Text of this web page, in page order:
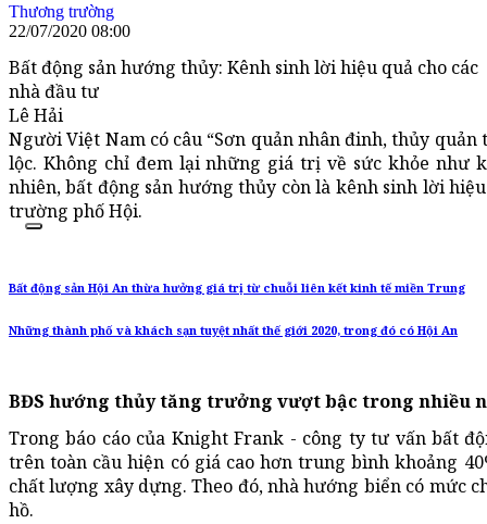
Thương trường
22/07/2020 08:00
Bất động sản hướng thủy: Kênh sinh lời hiệu quả cho các
nhà đầu tư
Lê Hải
Người Việt Nam có câu “Sơn quản nhân đinh, thủy
lộc. Không chỉ đem lại những giá trị về sức khỏe như
nhiên, bất động sản hướng thủy còn là kênh sinh lời
trường phố Hội.
Bất động sản Hội An thừa hưởng giá trị từ chuỗi liên kết kinh tế miền Trung
Những thành phố và khách sạn tuyệt nhất thế giới 2020, trong đó có Hội An
BĐS hướng thủy tăng trưởng vượt bậc trong nhiều
Trong báo cáo của Knight Frank - công ty tư vấn bất
trên toàn cầu hiện có giá cao hơn trung bình khoảng
chất lượng xây dựng. Theo đó, nhà hướng biển có mức
hồ.